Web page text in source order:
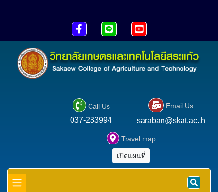
  
 Call Us
037-233994
 Email Us
saraban@skat.ac.th
 Travel map
เปิดแผนที่